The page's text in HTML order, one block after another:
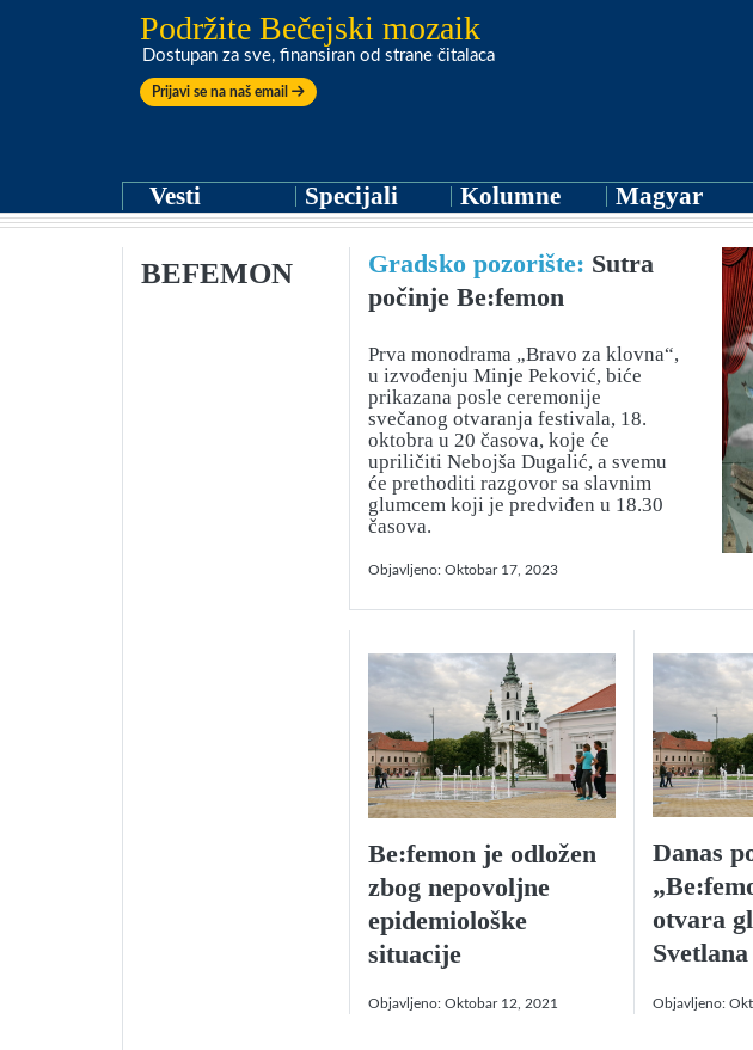
Podržite Bečejski mozaik
Dostupan za sve, finansiran od strane čitalaca
Prijavi se na naš email
Vesti Specijali Kolumne Magyar
BEFEMON Gradsko pozorište: Sutra
počinje Be:femon
Prva monodrama „Bravo za klovna“,
u izvođenju Minje Peković, biće
prikazana posle ceremonije
svečanog otvaranja festivala, 18.
oktobra u 20 časova, koje će
upriličiti Nebojša Dugalić, a svemu
će prethoditi razgovor sa slavnim
glumcem koji je predviđen u 18.30
časova.
Objavljeno: Oktobar 17, 2023
Be:femon je odložen
zbog nepovoljne
epidemiološke
situacije
Objavljeno: Oktobar 12, 2021
Danas
otvara
Objavljeno: